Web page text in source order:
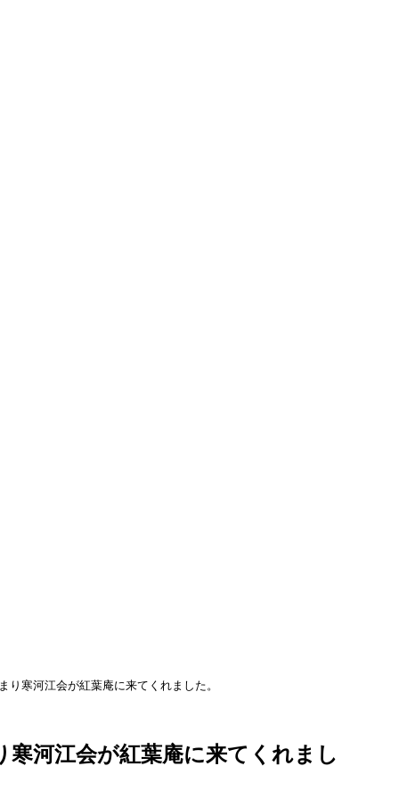
り寒河江会が紅葉庵に来てくれました。
河江会が紅葉庵に来てくれまし